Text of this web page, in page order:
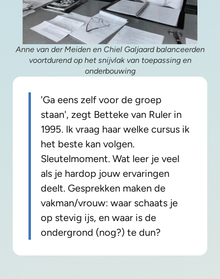
Anne van der Meiden en Chiel Galjaard balanceerden
voortdurend op het snijvlak van toepassing en
onderbouwing
'Ga eens zelf voor de groep
staan', zegt Betteke van Ruler in
1995. Ik vraag haar welke cursus ik
het beste kan volgen.
Sleutelmoment. Wat leer je veel
als je hardop jouw ervaringen
deelt. Gesprekken maken de
vakman/vrouw: waar schaats je
op stevig ijs, en waar is de
ondergrond (nog?) te dun?